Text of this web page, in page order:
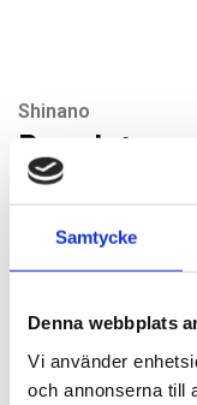
Samtycke
Denna webbplats
Vi använder
och annonserna till
Shinano
Regulator
50,40 kr
st